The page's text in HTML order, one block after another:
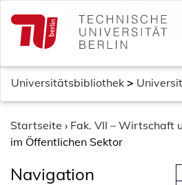
c
Universitätsbibliothek >
Startseite › Fak. VII – Wirtschaft
im Öffentlichen Sektor
Navigation